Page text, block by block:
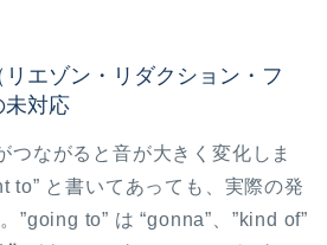
エゾン・リダクション・フ
未対応
つながると音が大きく変化しま
to” と書いてあっても、実際の発
”going to” は “gonna”、”kind of”